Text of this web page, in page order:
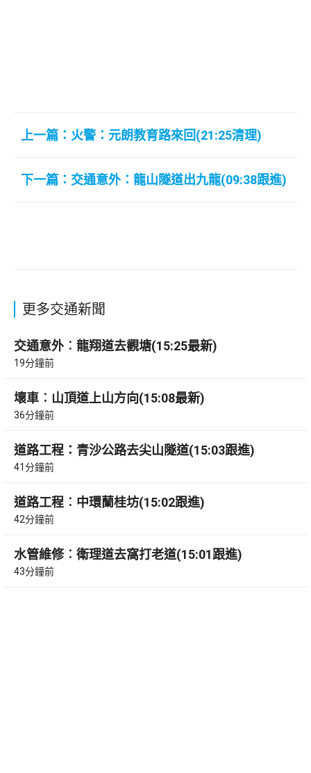
上一篇：火警：元朗教育路來回(21:25清理)
下一篇：交通意外：龍山隧道出九龍(09:38跟進)
更多交通新聞
交通意外︰龍翔道去觀塘(15:25最新)
19分鐘前
壞車︰山頂道上山方向(15:08最新)
36分鐘前
道路工程：青沙公路去尖山隧道(15:03跟進)
41分鐘前
道路工程︰中環蘭桂坊(15:02跟進)
42分鐘前
水管維修︰衛理道去窩打老道(15:01跟進)
43分鐘前